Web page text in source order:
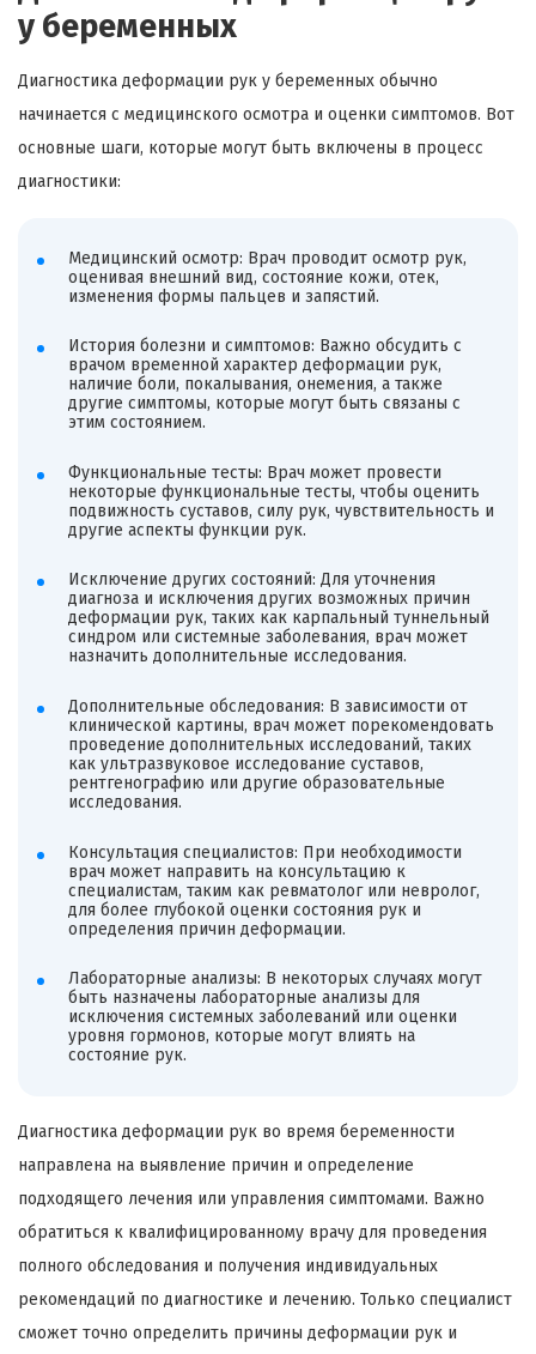
у беременных
Диагностика деформации рук у беременных обычно
начинается с медицинского осмотра и оценки симптомов. Вот
основные шаги, которые могут быть включены в процесс
диагностики:
Медицинский осмотр: Врач проводит осмотр рук,
оценивая внешний вид, состояние кожи, отек,
изменения формы пальцев и запястий.
История болезни и симптомов: Важно обсудить с
врачом временной характер деформации рук,
наличие боли, покалывания, онемения, а также
другие симптомы, которые могут быть связаны с
этим состоянием.
Функциональные тесты: Врач может провести
некоторые функциональные тесты, чтобы оценить
подвижность суставов, силу рук, чувствительность и
другие аспекты функции рук.
Исключение других состояний: Для уточнения
диагноза и исключения других возможных причин
деформации рук, таких как карпальный туннельный
синдром или системные заболевания, врач может
назначить дополнительные исследования.
Дополнительные обследования: В зависимости от
клинической картины, врач может порекомендовать
проведение дополнительных исследований, таких
как ультразвуковое исследование суставов,
рентгенографию или другие образовательные
исследования.
Консультация специалистов: При необходимости
врач может направить на консультацию к
специалистам, таким как ревматолог или невролог,
для более глубокой оценки состояния рук и
определения причин деформации.
Лабораторные анализы: В некоторых случаях могут
быть назначены лабораторные анализы для
исключения системных заболеваний или оценки
уровня гормонов, которые могут влиять на
состояние рук.
Диагностика деформации рук во время беременности
направлена на выявление причин и определение
подходящего лечения или управления симптомами. Важно
обратиться к квалифицированному врачу для проведения
полного обследования и получения индивидуальных
рекомендаций по диагностике и лечению. Только специалист
сможет точно определить причины деформации рук и